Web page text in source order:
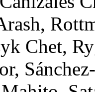
,
Chet,
,